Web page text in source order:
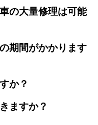
の大量修理は可能
期間がかかります
か？
ますか？